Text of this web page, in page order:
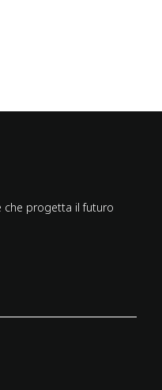
che progetta il futuro